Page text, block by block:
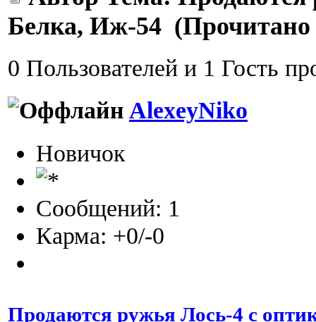
Белка, Иж-54 (Прочитано
0 Пользователей и 1 Гость
AlexeyNiko
Новичок
Сообщений: 1
Карма: +0/-0
Продаются ружья Лось-4 с